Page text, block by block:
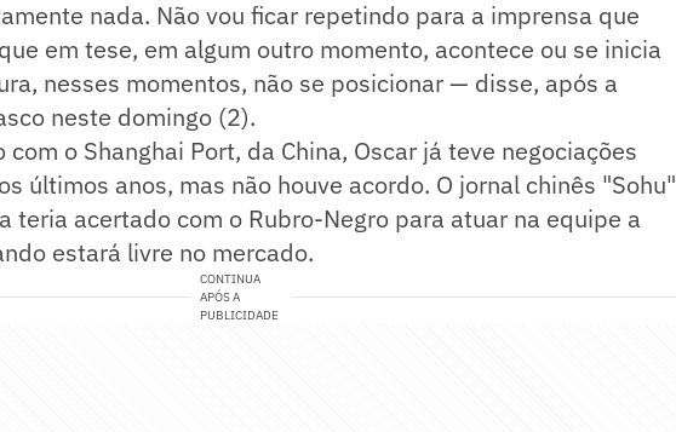
nada. Não vou ficar repetindo para a imprensa que
em tese, em algum outro momento, acontece ou se inicia
nesses momentos, não se posicionar — disse, após a
neste domingo (2).
o Shanghai Port, da China, Oscar já teve negociações
últimos anos, mas não houve acordo. O jornal chinês "Sohu"
teria acertado com o Rubro-Negro para atuar na equipe a
estará livre no mercado.
CONTINUA
APÓS A
PUBLICIDADE